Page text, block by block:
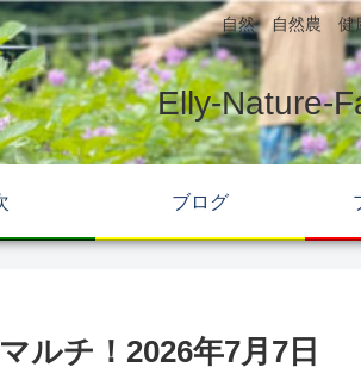
自然 自然農
Elly-
ブログ
ルチ！2026年7月7日